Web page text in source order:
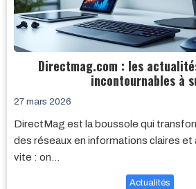
Directmag.com : les
incontournables à
27 mars 2026
DirectMag est la boussole qui
des réseaux en informations claires et
vite : on…
Actualités